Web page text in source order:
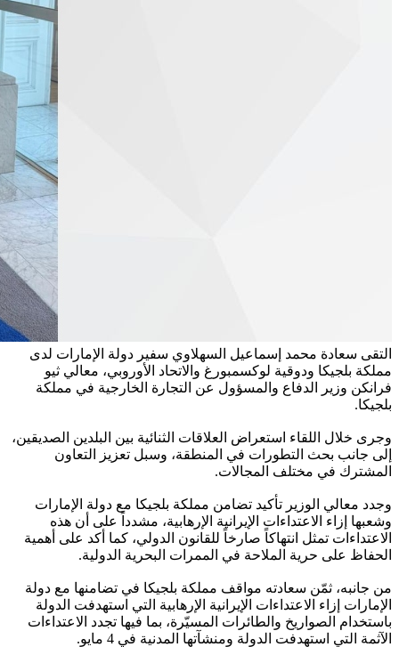
التقى سعادة محمد إسماعيل السهلاوي سفير دولة الإمارات لدى
مملكة بلجيكا ودوقية لوكسمبورغ والاتحاد الأوروبي، معالي ثيو
فرانكن وزير الدفاع والمسؤول عن التجارة الخارجية في مملكة
بلجيكا.
وجرى خلال اللقاء استعراض العلاقات الثنائية بين البلدين الصديقين،
إلى جانب بحث التطورات في المنطقة، وسبل تعزيز التعاون
المشترك في مختلف المجالات.
وجدد معالي الوزير تأكيد تضامن مملكة بلجيكا مع دولة الإمارات
وشعبها إزاء الاعتداءات الإيرانية الإرهابية، مشدداً على أن هذه
الاعتداءات تمثل انتهاكاً صارخاً للقانون الدولي، كما أكد على أهمية
الحفاظ على حرية الملاحة في الممرات البحرية الدولية.
من جانبه، ثمّن سعادته مواقف مملكة بلجيكا في تضامنها مع دولة
الإمارات إزاء الاعتداءات الإيرانية الإرهابية التي استهدفت الدولة
باستخدام الصواريخ والطائرات المسيّرة، بما فيها تجدد الاعتداءات
الآثمة التي استهدفت الدولة ومنشآتها المدنية في 4 مايو.